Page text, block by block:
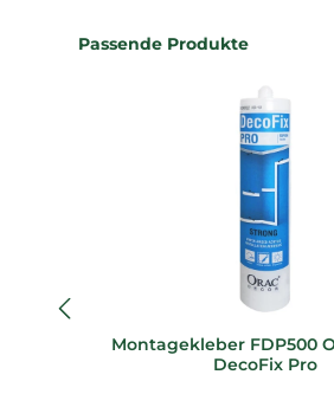
Produktgalerie überspringen
Passende Produkte
Montagekleber FDP500
DecoFix Pro